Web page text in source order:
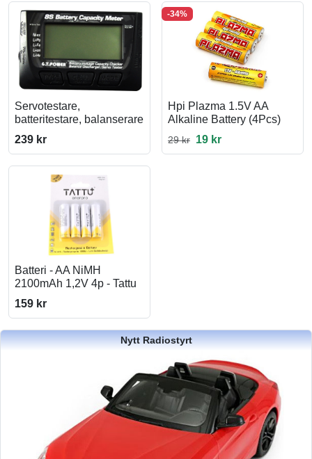
Servotestare,
batteritestare, balanserare
239 kr
-34%
Hpi Plazma 1.5V AA
Alkaline Battery (4Pcs)
29 kr 19 kr
Batteri - AA NiMH
2100mAh 1,2V 4p - Tattu
159 kr
Nytt Radiostyrt